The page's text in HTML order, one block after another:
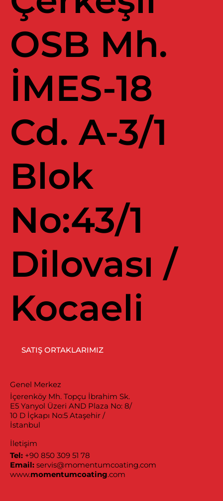
OSB Mh.
İMES-18
Cd. A-3/1
Blok
No:43/1
Dilovası /
Kocaeli
Genel Merkez
İçerenköy Mh. Topçu İbrahim Sk.
E5 Yanyol Üzeri AND Plaza No: 8/
10 D İçkapı No:5 Ataşehir /
İstanbul
İletişim
Tel: +90 850 309 51 78
Email: servis@momentumcoating.com
www.momentumcoating.com
SATIŞ ORTAKLARIMIZ